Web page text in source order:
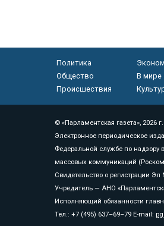
Политика
Общество
В мире
Происшествия
© «Парламентская газета», 2026 г.
Электронное периодическое
Федеральной службе по надзору
массовых коммуникаций
Свидетельство о регистрации
Учредитель — АНО
Исполняющий обязанности
Тел.: +7 (495) 637–69–79 E-mail: